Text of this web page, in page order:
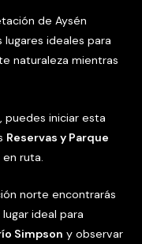
de Aysén
ideales para
naturaleza mientras
puedes iniciar esta
Reservas y Parque
ruta.
norte encontrarás
lugar ideal para
Simpson y observar